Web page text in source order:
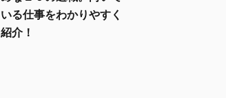
いる仕事をわかりやすく
紹介！